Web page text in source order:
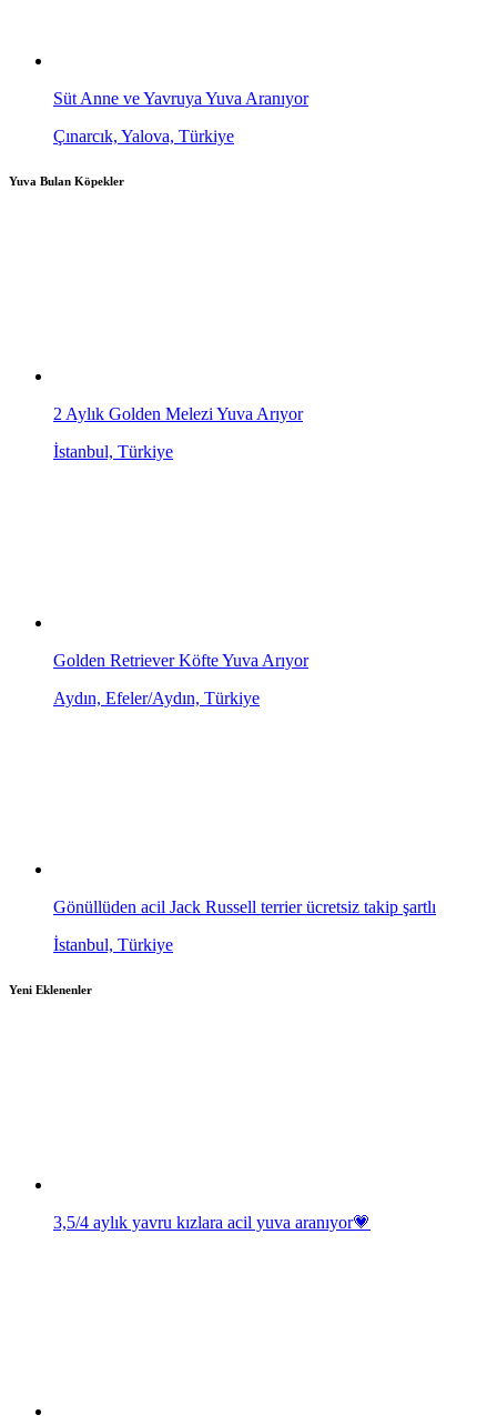
Süt Anne ve Yavruya Yuva Aranıyor
Çınarcık, Yalova, Türkiye
Yuva Bulan Köpekler
2 Aylık Golden Melezi Yuva Arıyor
İstanbul, Türkiye
Golden Retriever Köfte Yuva Arıyor
Aydın, Efeler/Aydın, Türkiye
Gönüllüden acil Jack Russell terrier ücretsiz takip şartlı
İstanbul, Türkiye
Yeni Eklenenler
3,5/4 aylık yavru kızlara acil yuva aranıyor💗